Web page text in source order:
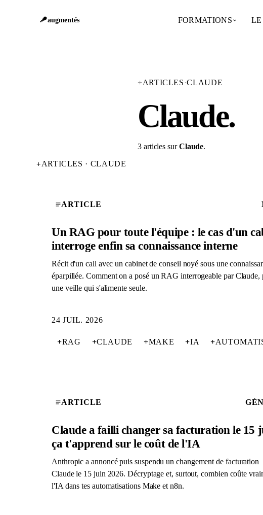
augmentés FORMATIONS
+ARTICLES ·CLAUDE
Claude.
3 articles surClaude.
+ARTICLES · CLAUDE
ARTICLE
Un RAG pour toute l'équipe : le cas d'un
interroge enfin sa connaissance interne
Récit d'un call avec un cabinet de conseil noyé sous une
éparpillée. Comment on a posé un RAG interrogeable par Claude,
une veille qui s'alimente seule.
24 JUIL. 2026
+RAG +CLAUDE +MAKE +IA +
ARTICLE
Claude a failli changer sa facturation le 15
ça t'apprend sur le coût de l'IA
Anthropic a annoncé puis suspendu un changement de facturation
Claude le 15 juin 2026. Décryptage et, surtout, combien coûte
l'IA dans tes automatisations Make et n8n.